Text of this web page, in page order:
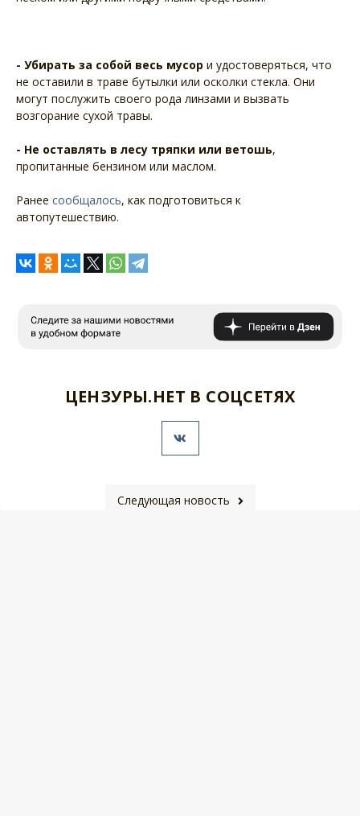
- Убирать за собой весь мусор и удостоверяться, что
не оставили в траве бутылки или осколки стекла. Они
могут послужить своего рода линзами и вызвать
возгорание сухой травы.
- Не оставлять в лесу тряпки или ветошь,
пропитанные бензином или маслом.
Ранее сообщалось, как подготовиться к
автопутешествию.
ЦЕНЗУРЫ.НЕТ В СОЦСЕТЯХ
Следующая новость